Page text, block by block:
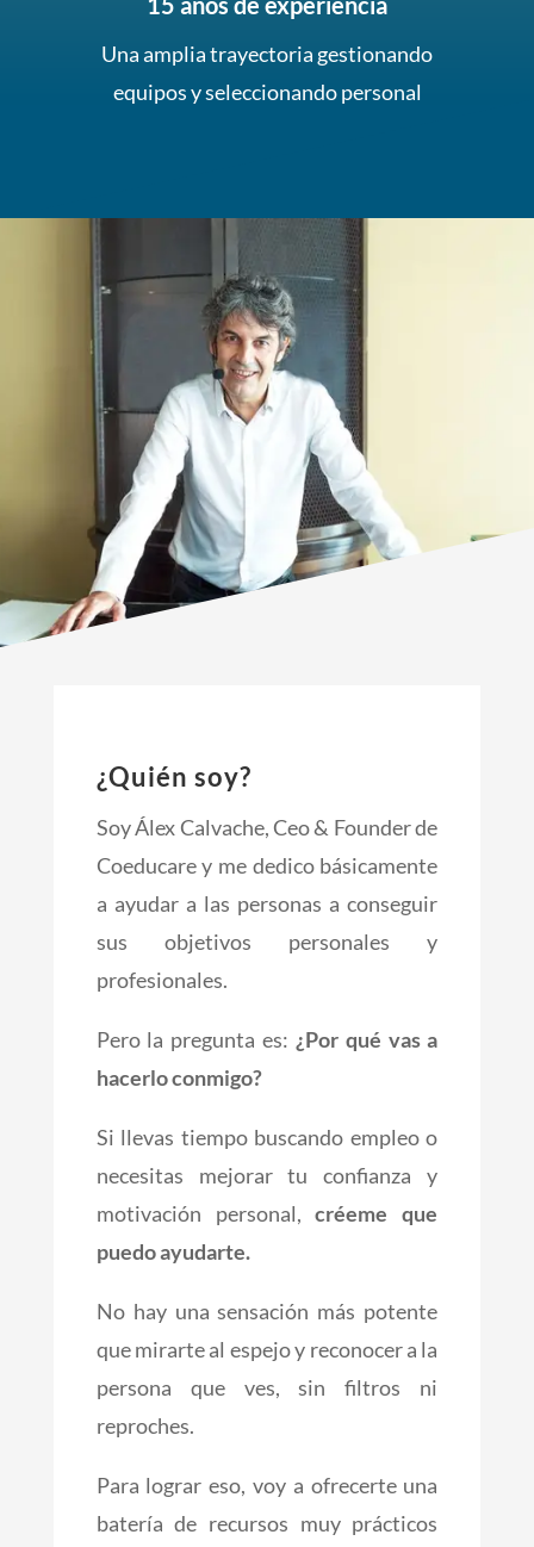
Una amplia trayectoria gestionando
equipos y seleccionando personal
¿Quién soy?
Soy Álex Calvache, Ceo & Founder de
Coeducare y me dedico básicamente
a ayudar a las personas a conseguir
sus objetivos personales y
profesionales.
Pero la pregunta es: ¿Por qué vas a
hacerlo conmigo?
Si llevas tiempo buscando empleo o
necesitas mejorar tu confianza y
motivación personal,créeme que
puedo ayudarte.
No hay una sensación más potente
que mirarte al espejo y reconocer a la
persona que ves, sin filtros ni
reproches.
Para lograr eso, voy a ofrecerte una
batería de recursos muy prácticos